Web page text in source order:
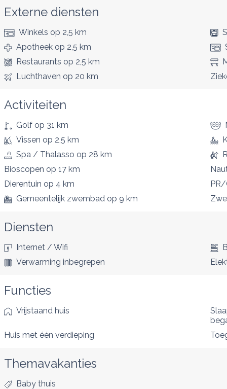
Externe diensten
Winkels op 2,5 km
Apotheek op 2,5 km
Restaurants op 2,5 km
Luchthaven op 20 km
Activiteiten
Golf op 31 km
Vissen op 2,5 km
Spa / Thalasso op 28 km
Bioscopen op 17 km
Dierentuin op 4 km
Gemeentelijk zwembad op 9 km
Diensten
Internet / Wifi
Verwarming inbegrepen
Functies
Vrijstaand huis
Huis met één verdieping
Themavakanties
Baby thuis